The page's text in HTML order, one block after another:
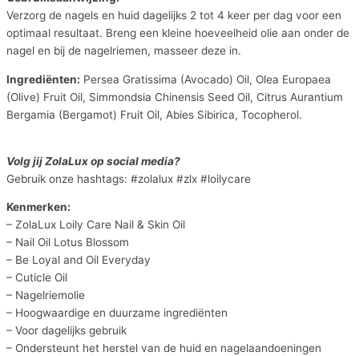
Verzorg de nagels en huid dagelijks 2 tot 4 keer per dag voor een
optimaal resultaat. Breng een kleine hoeveelheid olie aan onder de
nagel en bij de nagelriemen, masseer deze in.
Ingrediënten: Persea Gratissima (Avocado) Oil, Olea Europaea
(Olive) Fruit Oil, Simmondsia Chinensis Seed Oil, Citrus Aurantium
Bergamia (Bergamot) Fruit Oil, Abies Sibirica, Tocopherol.
Volg jij ZolaLux op social media?
Gebruik onze hashtags: #zolalux #zlx #loilycare
Kenmerken:
– ZolaLux Loily Care Nail & Skin Oil
– Nail Oil Lotus Blossom
– Be Loyal and Oil Everyday
– Cuticle Oil
– Nagelriemolie
– Hoogwaardige en duurzame ingrediënten
– Voor dagelijks gebruik
– Ondersteunt het herstel van de huid en nagelaandoeningen